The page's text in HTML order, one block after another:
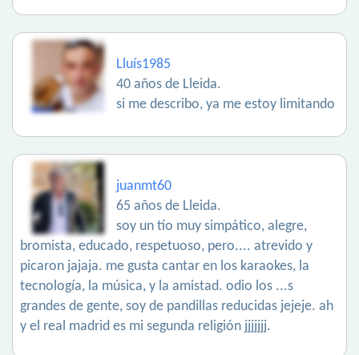
Lluís1985
40 años de Lleida.
si me describo, ya me estoy limitando
juanmt60
65 años de Lleida.
soy un tío muy simpático, alegre,
bromista, educado, respetuoso, pero.... atrevido y
picaron jajaja. me gusta cantar en los karaokes, la
tecnología, la música, y la amistad. odio los ...s
grandes de gente, soy de pandillas reducidas jejeje. ah
y el real madrid es mi segunda religión jjjjjjj.